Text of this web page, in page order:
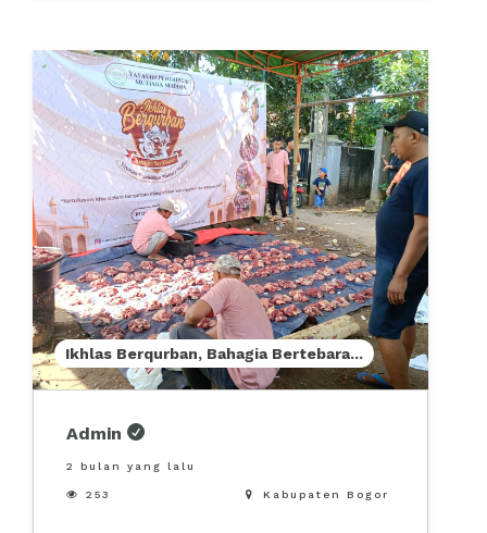
Ikhlas Berqurban, Bahagia Bertebara...
Admin
2 bulan yang lalu
 253  Kabupaten Bogor